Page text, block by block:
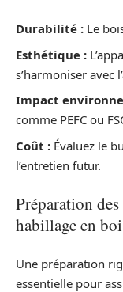
Durabilité : Le
Esthétique :
s’harmoniser avec
Impact
comme PEFC ou
Coût : Évaluez le
l’entretien futur.
Préparation
habillage en
Une préparation
essentielle pour